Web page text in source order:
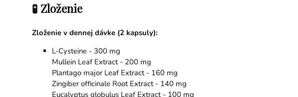
🧪 Zloženie
Zloženie v dennej dávke (2 kapsuly):
L-Cysteine - 300 mg
Mullein Leaf Extract - 200 mg
Plantago major Leaf Extract - 160 mg
Zingiber officinale Root Extract - 140 mg
Eucalyptus globulus Leaf Extract - 100 mg